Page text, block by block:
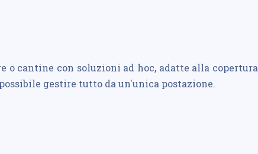
cantine con soluzioni ad hoc, adatte alla copertura
gestire tutto da un'unica postazione.